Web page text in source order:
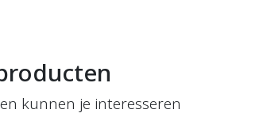
kunnen je interesseren